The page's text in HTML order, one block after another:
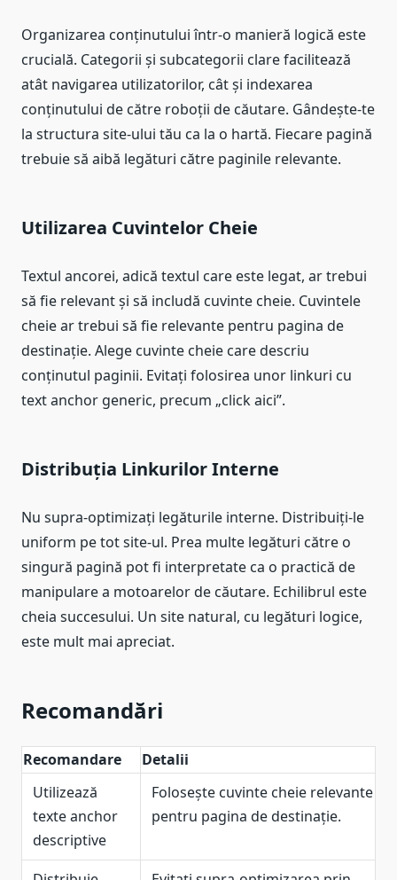
Organizarea conținutului într-o manieră logică este
crucială. Categorii și subcategorii clare facilitează
atât navigarea utilizatorilor, cât și indexarea
conținutului de către roboții de căutare. Gândește-te
la structura site-ului tău ca la o hartă. Fiecare pagină
trebuie să aibă legături către paginile relevante.
Utilizarea Cuvintelor Cheie
Textul ancorei, adică textul care este legat, ar trebui
să fie relevant și să includă cuvinte cheie. Cuvintele
cheie ar trebui să fie relevante pentru pagina de
destinație. Alege cuvinte cheie care descriu
conținutul paginii. Evitați folosirea unor linkuri cu
text anchor generic, precum „click aici”.
Distribuția Linkurilor Interne
Nu supra-optimizați legăturile interne. Distribuiți-le
uniform pe tot site-ul. Prea multe legături către o
singură pagină pot fi interpretate ca o practică de
manipulare a motoarelor de căutare. Echilibrul este
cheia succesului. Un site natural, cu legături logice,
este mult mai apreciat.
Recomandări
Recomandare
Detalii
Utilizează
texte anchor
descriptive
Folosește cuvinte cheie relevante
pentru pagina de destinație.